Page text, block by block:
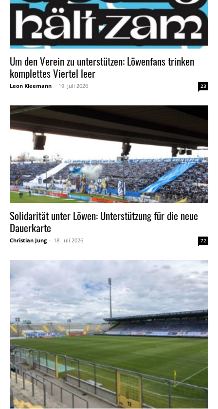
Um den Verein zu unterstützen: Löwenfans trinken
komplettes Viertel leer
Leon Kleemann - 19. Juli 2026 23
Solidarität unter Löwen: Unterstützung für die neue
Dauerkarte
Christian Jung - 18. Juli 2026 72